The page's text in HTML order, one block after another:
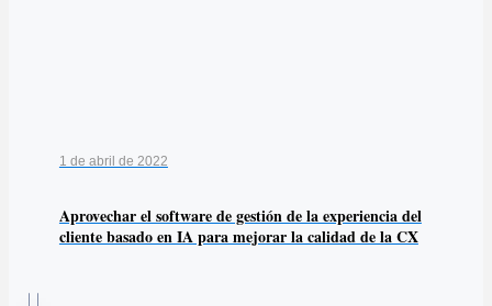
1 de abril de 2022
Aprovechar el software de gestión de la experiencia del
cliente basado en IA para mejorar la calidad de la CX